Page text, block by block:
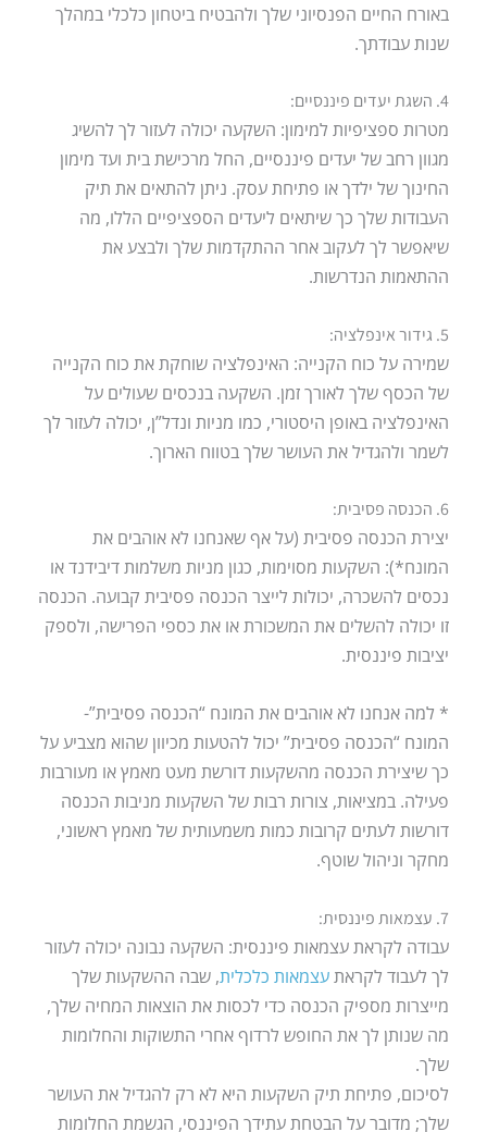
באורח החיים הפנסיוני שלך ולהבטיח ביטחון כלכלי במהלך
שנות עבודתך.
4. השגת יעדים פיננסיים:
מטרות ספציפיות למימון: השקעה יכולה לעזור לך להשיג
מגוון רחב של יעדים פיננסיים, החל מרכישת בית ועד מימון
החינוך של ילדך או פתיחת עסק. ניתן להתאים את תיק
העבודות שלך כך שיתאים ליעדים הספציפיים הללו, מה
שיאפשר לך לעקוב אחר ההתקדמות שלך ולבצע את
ההתאמות הנדרשות.
5. גידור אינפלציה:
שמירה על כוח הקנייה: האינפלציה שוחקת את כוח הקנייה
של הכסף שלך לאורך זמן. השקעה בנכסים שעולים על
האינפלציה באופן היסטורי, כמו מניות ונדל”ן, יכולה לעזור לך
לשמר ולהגדיל את העושר שלך בטווח הארוך.
6. הכנסה פסיבית:
יצירת הכנסה פסיבית (על אף שאנחנו לא אוהבים את
המונח*): השקעות מסוימות, כגון מניות משלמות דיבידנד או
נכסים להשכרה, יכולות לייצר הכנסה פסיבית קבועה. הכנסה
זו יכולה להשלים את המשכורת או את כספי הפרישה, ולספק
יציבות פיננסית.
* למה אנחנו לא אוהבים את המונח “הכנסה פסיבית”-
המונח “הכנסה פסיבית” יכול להטעות מכיוון שהוא מצביע על
כך שיצירת הכנסה מהשקעות דורשת מעט מאמץ או מעורבות
פעילה. במציאות, צורות רבות של השקעות מניבות הכנסה
דורשות לעתים קרובות כמות משמעותית של מאמץ ראשוני,
מחקר וניהול שוטף.
7. עצמאות פיננסית:
עבודה לקראת עצמאות פיננסית: השקעה נבונה יכולה לעזור
לך לעבוד לקראתעצמאות כלכלית, שבה ההשקעות שלך
מייצרות מספיק הכנסה כדי לכסות את הוצאות המחיה שלך,
מה שנותן לך את החופש לרדוף אחרי התשוקות והחלומות
שלך.
לסיכום, פתיחת תיק השקעות היא לא רק להגדיל את העושר
שלך; מדובר על הבטחת עתידך הפיננסי, הגשמת החלומות